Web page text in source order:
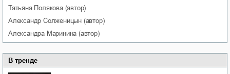
Татьяна Полякова(автор)
Александр Солженицын (автор)
Александра Маринина (автор)
В тренде